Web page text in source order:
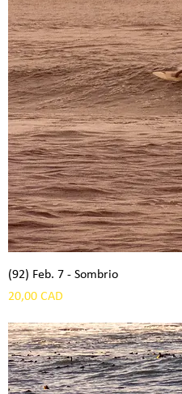
(92) Feb. 7 - Sombrio
Precio
20,00 CAD